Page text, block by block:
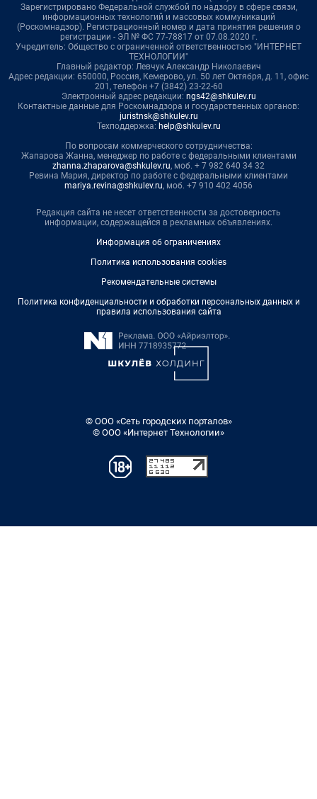
Зарегистрировано Федеральной службой по надзору в сфере связи,
информационных технологий и массовых коммуникаций
(Роскомнадзор). Регистрационный номер и дата принятия решения о
регистрации - ЭЛ № ФС 77-78817 от 07.08.2020 г.
Учредитель: Общество с ограниченной ответственностью "ИНТЕРНЕТ
ТЕХНОЛОГИИ"
Главный редактор: Левчук Александр Николаевич
Адрес редакции: 650000, Россия, Кемерово, ул. 50 лет Октября, д. 11, офис
201, телефон +7 (3842) 23-22-60
Электронный адрес редакции: ngs42@shkulev.ru
Контактные данные для Роскомнадзора и государственных органов:
juristnsk@shkulev.ru
Техподдержка: help@shkulev.ru
По вопросам коммерческого сотрудничества:
Жапарова Жанна, менеджер по работе с федеральными клиентами
zhanna.zhaparova@shkulev.ru, моб. + 7 982 640 34 32
Ревина Мария, директор по работе с федеральными клиентами
mariya.revina@shkulev.ru, моб. +7 910 402 4056
Редакция сайта не несет ответственности за достоверность
информации, содержащейся в рекламных объявлениях.
Информация об ограничениях
Политика использования cookies
Рекомендательные системы
Политика конфиденциальности и обработки персональных данных и
правила использования сайта
© ООО «Сеть городских порталов»
© ООО «Интернет Технологии»